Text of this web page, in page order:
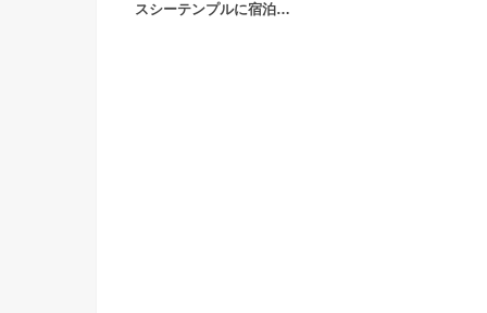
スシーテンプルに宿泊…